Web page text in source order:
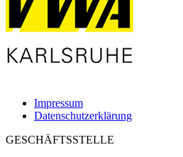
Impressum
Datenschutzerklärung
GESCHÄFTSSTELLE